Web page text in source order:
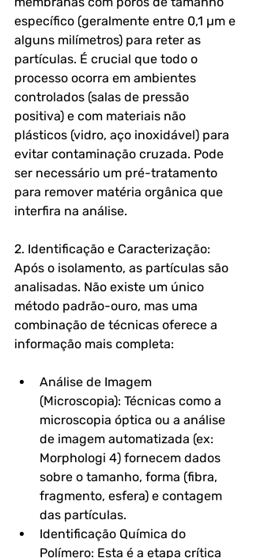
específico (geralmente entre 0,1 µm e
alguns milímetros) para reter as
partículas. É crucial que todo o
processo ocorra em ambientes
controlados (salas de pressão
positiva) e com materiais não
plásticos (vidro, aço inoxidável) para
evitar contaminação cruzada. Pode
ser necessário um pré-tratamento
para remover matéria orgânica que
interfira na análise.
2. Identificação e Caracterização:
Após o isolamento, as partículas são
analisadas. Não existe um único
método padrão-ouro, mas uma
combinação de técnicas oferece a
informação mais completa:
Análise de Imagem
(Microscopia): Técnicas como a
microscopia óptica ou a análise
de imagem automatizada (ex:
Morphologi 4) fornecem dados
sobre o tamanho, forma (fibra,
fragmento, esfera) e contagem
das partículas.
Identificação Química do
Polímero: Esta é a etapa crítica